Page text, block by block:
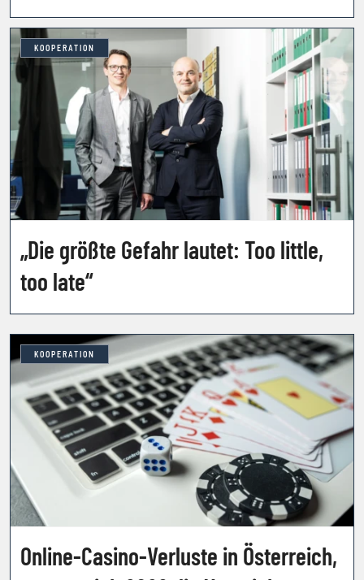
KOOPERATION
„Die größte Gefahr lautet: Too little,
too late“
KOOPERATION
Online-Casino-Verluste in Österreich,